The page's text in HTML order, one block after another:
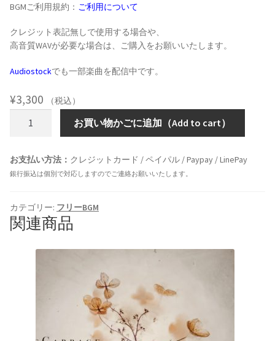
BGMご利用規約： ご利用について
クレジット表記無しで使用する場合や、
高音質WAVが必要な場合は、ご購入をお願いいたします。
Audiostockでも一部楽曲を配信中です。
¥3,300 （税込）
お買い物かごに追加（Add to cart）
お支払い方法： クレジットカード / ペイパル / Paypay / LinePay
銀行振込は個別で対応しますのでご連絡お願いいたします。
カテゴリー: フリーBGM
関連商品